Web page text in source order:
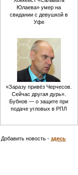
Юлаева» умер на
свидании с девушкой в
Уфе
«Заразу привёз Черчесов.
Сейчас другая дурь».
Бубнов — о защите при
подаче угловых в РПЛ
Добавить новость - здесь